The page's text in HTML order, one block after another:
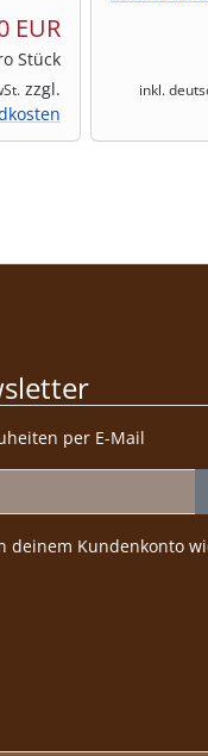
EUR
Stück
zzgl.
inkl.
per E-Mail
deinem Kundenkonto